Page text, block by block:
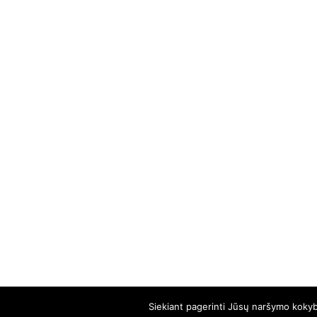
Siekiant pagerinti Jūsų naršymo